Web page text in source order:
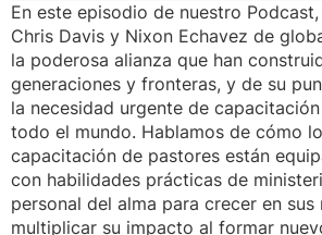
En este episodio de nuestro
Chris Davis y Nixon Echavez de
la poderosa alianza que han
generaciones y fronteras, y de su
la necesidad urgente de
todo el mundo. Hablamos de cómo
capacitación de pastores están
con habilidades prácticas de
personal del alma para crecer en
multiplicar su impacto al formar